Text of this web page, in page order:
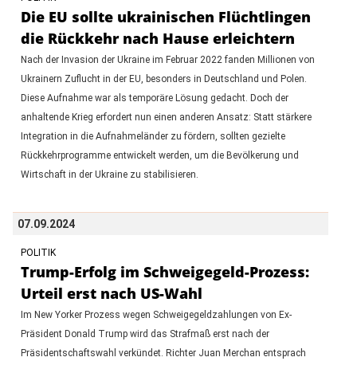
Die EU sollte ukrainischen Flüchtlingen
die Rückkehr nach Hause erleichtern
Nach der Invasion der Ukraine im Februar 2022 fanden Millionen von
Ukrainern Zuflucht in der EU, besonders in Deutschland und Polen.
Diese Aufnahme war als temporäre Lösung gedacht. Doch der
anhaltende Krieg erfordert nun einen anderen Ansatz: Statt stärkere
Integration in die Aufnahmeländer zu fördern, sollten gezielte
Rückkehrprogramme entwickelt werden, um die Bevölkerung und
Wirtschaft in der Ukraine zu stabilisieren.
07.09.2024
POLITIK
Trump-Erfolg im Schweigegeld-Prozess:
Urteil erst nach US-Wahl
Im New Yorker Prozess wegen Schweigegeldzahlungen von Ex-
Präsident Donald Trump wird das Strafmaß erst nach der
Präsidentschaftswahl verkündet. Richter Juan Merchan entsprach